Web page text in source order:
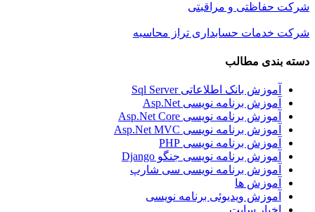
شرکت حفاظتی و مراقبتی
شرکت خدمات حسابداری تراز محاسبه
دسته بندی مطالب
آموزش بانک اطلاعاتی Sql Server
آموزش برنامه نویسی Asp.Net
آموزش برنامه نویسی Asp.Net Core
آموزش برنامه نویسی Asp.Net MVC
آموزش برنامه نویسی PHP
آموزش برنامه نویسی جنگو Django
آموزش برنامه نویسی سی شارپ
آموزش ها
آموزش ویدیوئی برنامه نویسی
اخبار سایت